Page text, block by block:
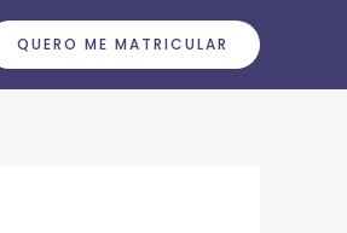
QUERO ME MATRICULAR